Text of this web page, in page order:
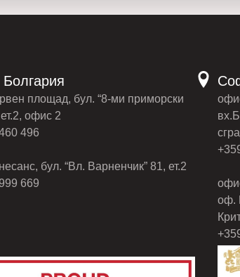
площад, бул. “8-ми приморски
офис 2
496
бул. “Вл. Варненчик” 81, ет.2
669
оф.